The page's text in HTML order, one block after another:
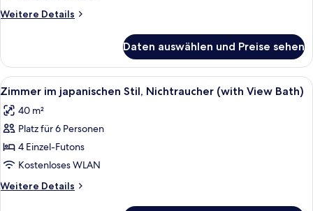
View
Weitere Details
Weitere
Zweibettzimmer,
Nichtraucher
(Western
Room
with
Bath)
Daten auswählen und Preise sehen
Alle
Fotos
für
Zimmer
im
japanischen
Stil,
Nichtraucher
Ein traditioneller Raum mit Tatami-
8
Zimmer im japanischen Stil, Nichtraucher (with View Bath)
40 m²
Platz für 6 Personen
4 Einzel-Futons
Kostenloses WLAN
Weitere Details
Weitere